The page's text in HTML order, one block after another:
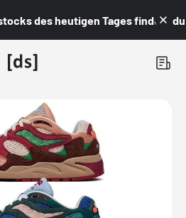
des heutigen Tages findest du